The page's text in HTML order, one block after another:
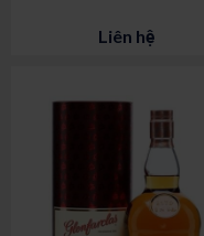
Liên hệ